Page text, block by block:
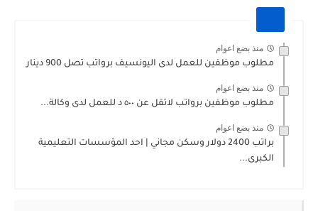
منذ بضع اعوام
مطلوب موظفين للعمل لدى اليونسيف برواتب تصل 900 دينار
منذ بضع اعوام
مطلوب موظفين برواتب لاتقل عن ٥٠٠ د للعمل لدى وكالة...
منذ بضع اعوام
براتب 2400 دولار وسكن مجاني | احد المؤسسات التعليمية
الكبرى...